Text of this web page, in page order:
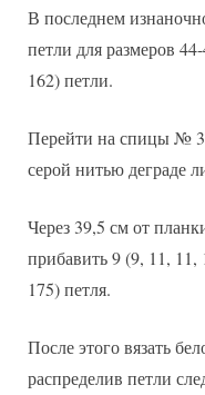
В последнем
петли для размеров
162) петли.
Перейти на спицы № 3
серой нитью деграде
Через 39,5 см от
прибавить 9 (9, 11, 11,
175) петля.
После этого вязать
распределив петли